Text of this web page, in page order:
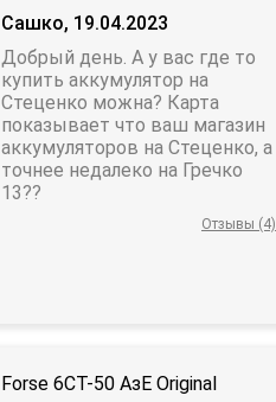
Сашко, 19.04.2023
Добрый день. А у вас где то
купить аккумулятор на
Стеценко можна? Карта
показывает что ваш магазин
аккумуляторов на Стеценко, а
точнее недалеко на Гречко
13??
Отзывы (4)
Forse 6СТ-50 АзЕ Original